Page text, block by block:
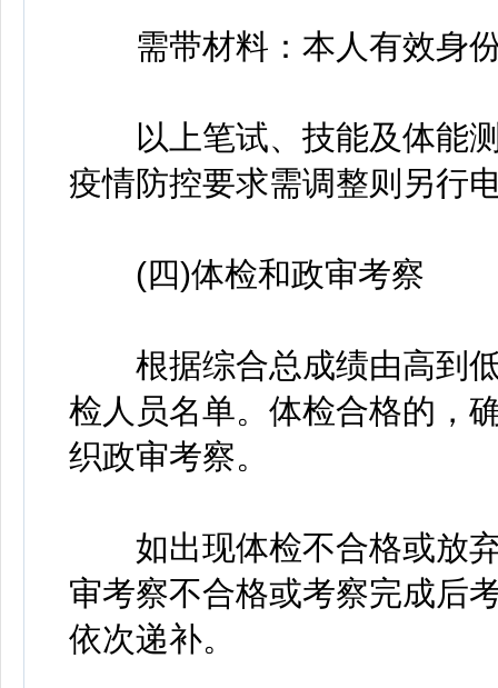
需带材料：本人有效身
以上笔试、技能及体能测
疫情防控要求需调整则另行
(四)体检和政审考察
根据综合总成绩由高到低
检人员名单。体检合格的，
织政审考察。
如出现体检不合格或放弃
审考察不合格或考察完成后
依次递补。